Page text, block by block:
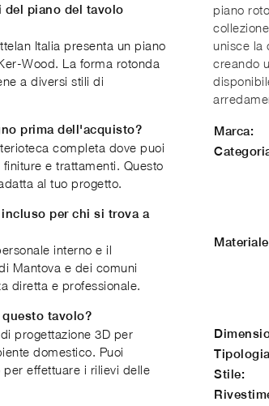
del piano del tavolo
Italia presenta un piano
Wood. La forma rotonda
a diversi stili di
prima dell'acquisto?
completa dove puoi
e trattamenti. Questo
al tuo progetto.
per chi si trova a
interno e il
Mantova e dei comuni
diretta e professionale.
tavolo?
progettazione 3D per
domestico. Puoi
effettuare i rilievi delle
piano
unisce la
creando
Marca:
Stile: